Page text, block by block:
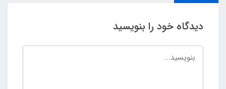
دیدگاه خود را بنویسید